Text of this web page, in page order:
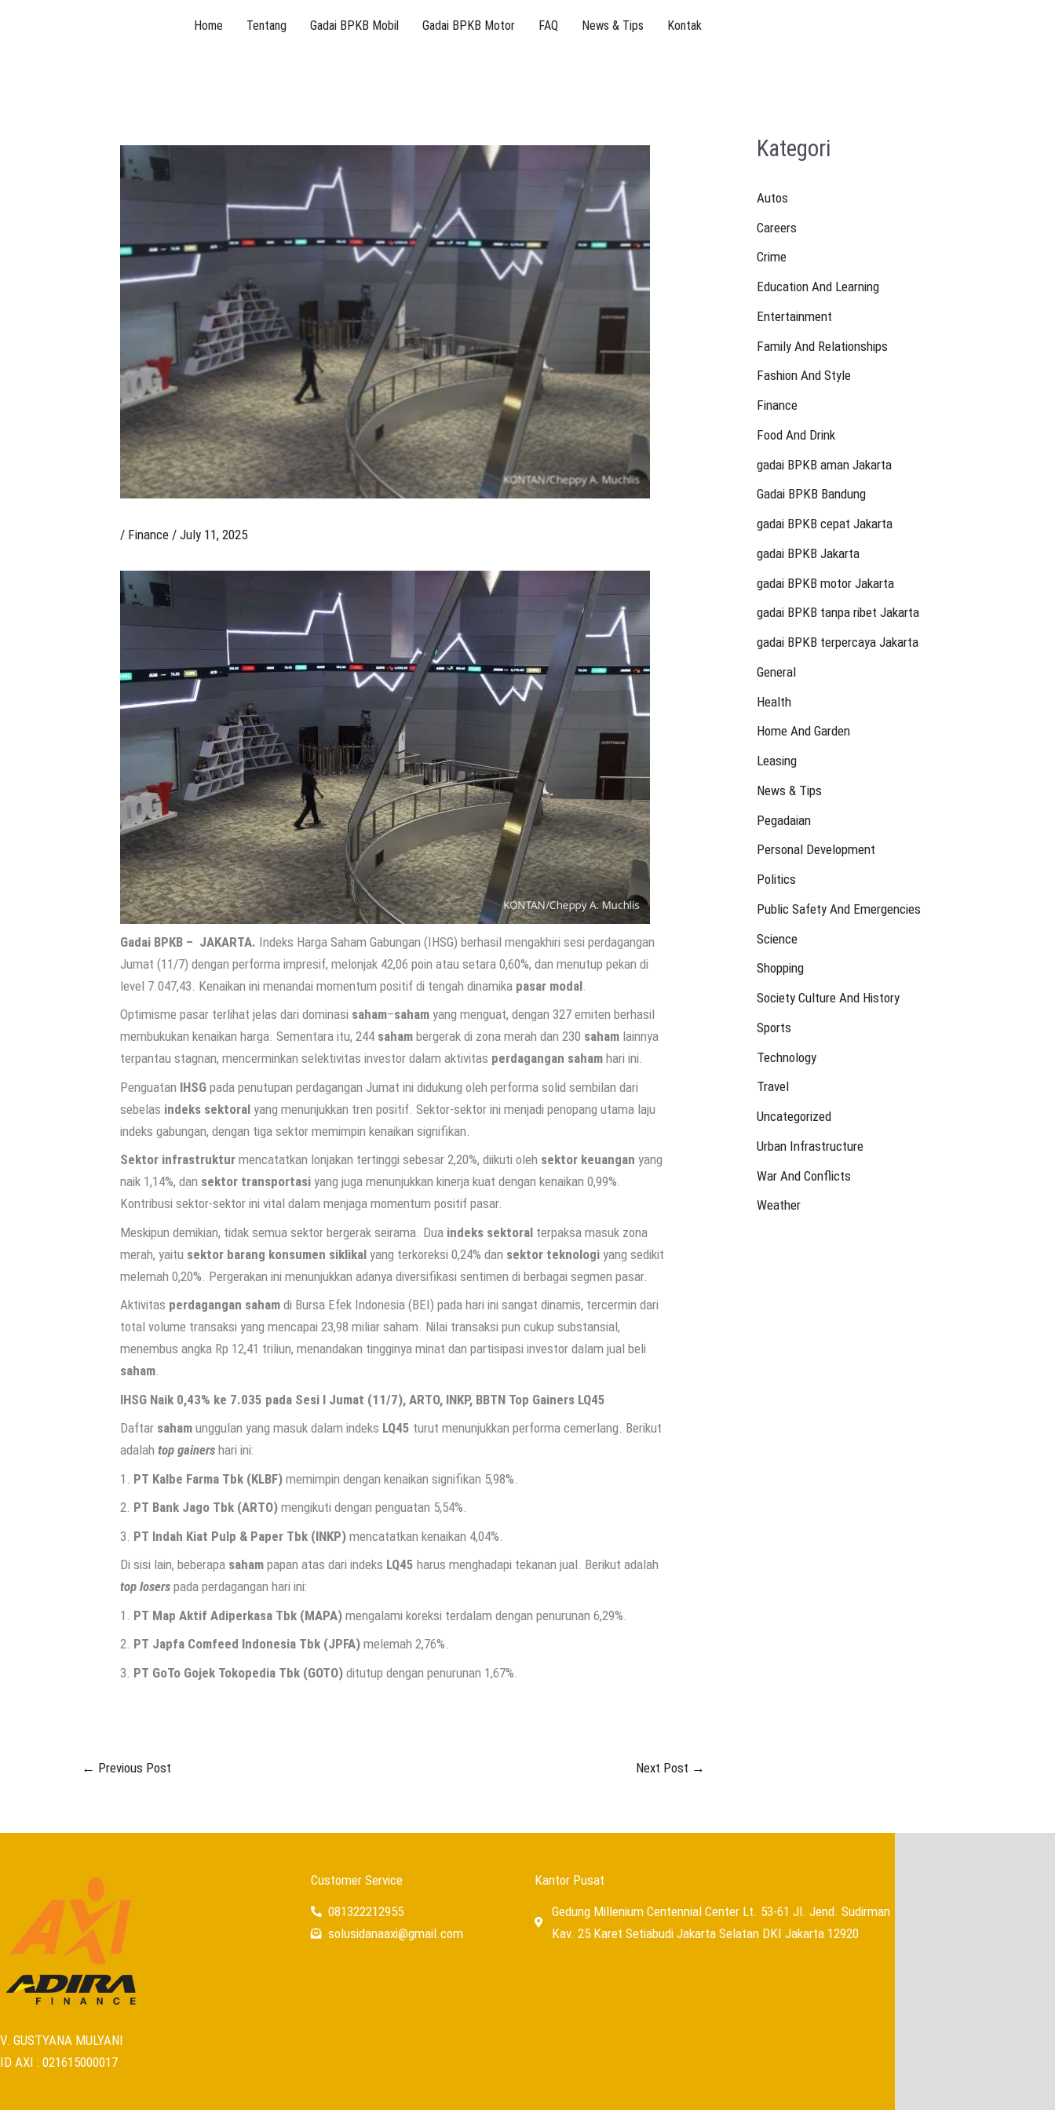
Home Tentang Gadai BPKB Mobil Gadai BPKB Motor FAQ News & Tips Kontak
/ Finance / July 11, 2025
Gadai BPKB – JAKARTA. Indeks Harga Saham Gabungan (IHSG) berhasil mengakhiri sesi perdagangan
Jumat (11/7) dengan performa impresif, melonjak 42,06 poin atau setara 0,60%, dan menutup pekan di
level 7.047,43. Kenaikan ini menandai momentum positif di tengah dinamika pasar modal
Optimisme pasar terlihat jelas dari dominasi saham–saham yang menguat, dengan 327 emiten berhasil
membukukan kenaikan harga. Sementara itu, 244 saham bergerak di zona merah dan 230 saham lainnya
terpantau stagnan, mencerminkan selektivitas investor dalam aktivitas perdagangan saham hari ini.
Penguatan IHSG pada penutupan perdagangan Jumat ini didukung oleh performa solid sembilan dari
sebelas indeks sektoral yang menunjukkan tren positif. Sektor-sektor ini menjadi penopang utama laju
indeks gabungan, dengan tiga sektor memimpin kenaikan signifikan.
Sektor infrastruktur mencatatkan lonjakan tertinggi sebesar 2,20%, diikuti oleh sektor keuangan yang
naik 1,14%, dan sektor transportasi yang juga menunjukkan kinerja kuat dengan kenaikan 0,99%.
Kontribusi sektor-sektor ini vital dalam menjaga momentum positif pasar.
Meskipun demikian, tidak semua sektor bergerak seirama. Dua indeks sektoral terpaksa masuk zona
merah, yaitu sektor barang konsumen siklikal yang terkoreksi 0,24% dan sektor teknologi yang sedikit
melemah 0,20%. Pergerakan ini menunjukkan adanya diversifikasi sentimen di berbagai segmen pasar.
Aktivitas perdagangan saham di Bursa Efek Indonesia (BEI) pada hari ini sangat dinamis, tercermin dari
total volume transaksi yang mencapai 23,98 miliar saham. Nilai transaksi pun cukup substansial,
menembus angka Rp 12,41 triliun, menandakan tingginya minat dan partisipasi investor dalam jual beli
saham.
IHSG Naik 0,43% ke 7.035 pada Sesi I Jumat (11/7), ARTO, INKP, BBTN Top Gainers LQ45
Daftar saham unggulan yang masuk dalam indeks LQ45 turut menunjukkan performa cemerlang. Berikut
adalah top gainers hari ini:
1. PT Kalbe Farma Tbk (KLBF) memimpin dengan kenaikan signifikan 5,98%.
2. PT Bank Jago Tbk (ARTO) mengikuti dengan penguatan 5,54%.
3. PT Indah Kiat Pulp & Paper Tbk (INKP) mencatatkan kenaikan 4,04%.
Di sisi lain, beberapa saham papan atas dari indeks LQ45 harus menghadapi tekanan jual. Berikut adalah
top losers pada perdagangan hari ini:
1. PT Map Aktif Adiperkasa Tbk (MAPA) mengalami koreksi terdalam dengan penurunan 6,29%.
2. PT Japfa Comfeed Indonesia Tbk (JPFA) melemah 2,76%.
3. PT GoTo Gojek Tokopedia Tbk (GOTO) ditutup dengan penurunan 1,67%.
← Previous Post Next Post →
Kategori
Autos
Careers
Crime
Education And Learning
Entertainment
Family And Relationships
Fashion And Style
Finance
Food And Drink
gadai BPKB aman Jakarta
Gadai BPKB Bandung
gadai BPKB cepat Jakarta
gadai BPKB Jakarta
gadai BPKB motor Jakarta
gadai BPKB tanpa ribet Jakarta
gadai BPKB terpercaya Jakarta
General
Health
Home And Garden
Leasing
News & Tips
Pegadaian
Personal Development
Politics
Public Safety And Emergencies
Science
Shopping
Society Culture And History
Sports
Technology
Travel
Uncategorized
Urban Infrastructure
War And Conflicts
Weather
V. GUSTYANA MULYANI
ID AXI : 021615000017
Customer Service
081322212955
solusidanaaxi@gmail.com
Kantor Pusat
Gedung Millenium Centennial Center Lt. 53-61 Jl. Jend. Sudirman
Kav. 25 Karet Setiabudi Jakarta Selatan DKI Jakarta 12920